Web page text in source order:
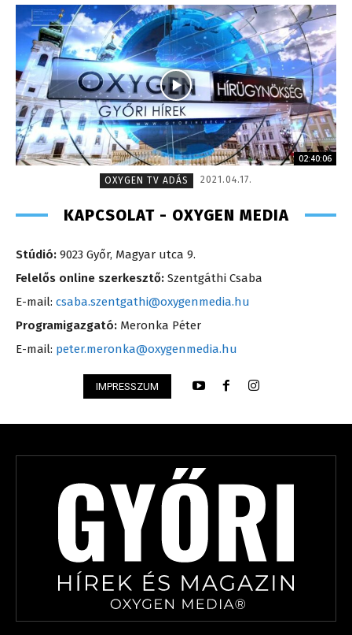
02:40:06
OXYGEN TV ADÁS
2021.04.17.
KAPCSOLAT - OXYGEN MEDIA
Stúdió: 9023 Győr, Magyar utca 9.
Felelős online szerkesztő: Szentgáthi Csaba
E-mail: csaba.szentgathi@oxygenmedia.hu
Programigazgató: Meronka Péter
E-mail: peter.meronka@oxygenmedia.hu
IMPRESSZUM